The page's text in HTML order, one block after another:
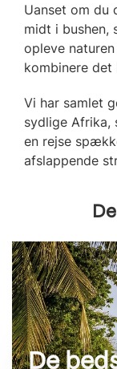
Uanset om du
midt i bushen,
opleve
kombinere det
Vi har samlet
sydlige Afrika,
en rejse
afslappende
De